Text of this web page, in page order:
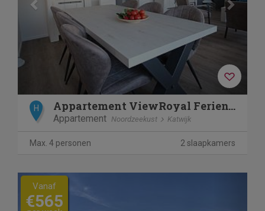
H Appartement ViewRoyal Ferienwohnung mit Meerblick in Katwij
Appartement Noordzeekust Katwijk
Max. 4 personen 2 slaapkamers
Previous
Vanaf
€565